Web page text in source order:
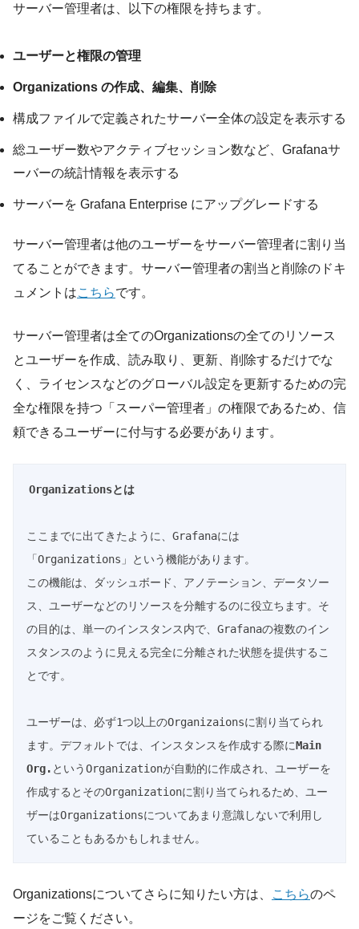
サーバー管理者は、以下の権限を持ちます。
ユーザーと権限の管理
Organizations の作成、編集、削除
構成ファイルで定義されたサーバー全体の設定を表示する
総ユーザー数やアクティブセッション数など、Grafanaサ
ーバーの統計情報を表示する
サーバーを Grafana Enterprise にアップグレードする
サーバー管理者は他のユーザーをサーバー管理者に割り当
てることができます。サーバー管理者の割当と削除のドキ
ュメントはこちらです。
サーバー管理者は全てのOrganizationsの全てのリソース
とユーザーを作成、読み取り、更新、削除するだけでな
く、ライセンスなどのグローバル設定を更新するための完
全な権限を持つ「スーパー管理者」の権限であるため、信
頼できるユーザーに付与する必要があります。
Organizationsとは
ここまでに出てきたように、Grafanaには
「Organizations」という機能があります。
この機能は、ダッシュボード、アノテーション、データソー
ス、ユーザーなどのリソースを分離するのに役立ちます。そ
の目的は、単一のインスタンス内で、Grafanaの複数のイン
スタンスのように見える完全に分離された状態を提供するこ
とです。
ユーザーは、必ず1つ以上のOrganizaionsに割り当てられ
ます。デフォルトでは、インスタンスを作成する際にMain
Org. というOrganizationが自動的に作成され、ユーザーを
作成するとそのOrganizationに割り当てられるため、ユー
ザーはOrganizationsについてあまり意識しないで利用し
Organizationsについてさらに知りたい方は、 こちらのペ
ージをご覧ください。